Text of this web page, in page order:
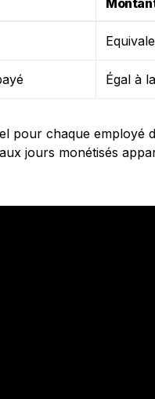
Égal à
pour chaque employé
jours monétisés